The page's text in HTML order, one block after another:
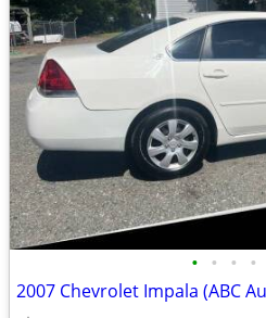
• • • •
2007 Chevrolet Impala (ABC